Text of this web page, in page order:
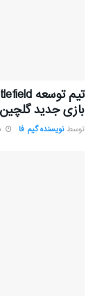
بازی جدید
توسط نویسنده گیم فا